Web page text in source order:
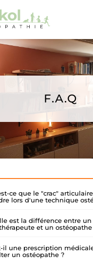
F.A.Q
ce que le "crac"
lors d'une technique
est la différence entre un
et un ostéopathe
il une prescription
un ostéopathe ?